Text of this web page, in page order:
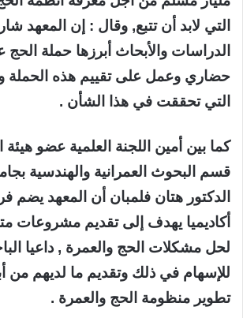
التي لابد أن تتبع, وقال : إن المعهد
الدراسات والأبحاث أبرزها حملة
حضاري وعمل على تقييم هذه الحملة
التي تحققت في هذا الشأن .
كما بين أمين اللجنة العلمية عضو
قسم البحوث العمرانية والهندسية
الدكتور هتان فلمبان أن المعهد يضم
أكاديميا يهدف إلى تقديم مشروعات
لحل مشكلات الحج والعمرة , داعيا
للإسهام في ذلك وتقديم ما لديهم من
تطوير منظومة الحج والعمرة .